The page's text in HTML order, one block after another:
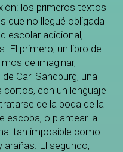
los primeros textos
que no llegué obligada
escolar adicional,
El primero, un libro de
de imaginar,
, de Carl Sandburg, una
con un lenguaje
de la boda de la
escoba, o plantear la
tan imposible como
arañas. El segundo,